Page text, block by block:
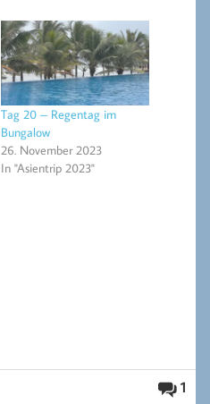
Tag 20 – Regentag im
Bungalow
26. November 2023
In "Asientrip 2023"
1